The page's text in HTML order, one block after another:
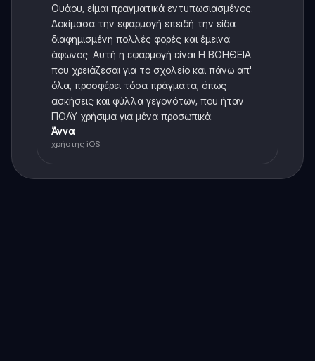
Ουάου, είμαι πραγματικά εντυπωσιασμένος.
Δοκίμασα την εφαρμογή επειδή την είδα
διαφημισμένη πολλές φορές και έμεινα
άφωνος. Αυτή η εφαρμογή είναι Η ΒΟΗΘΕΙΑ
που χρειάζεσαι για το σχολείο και πάνω απ'
όλα, προσφέρει τόσα πράγματα, όπως
ασκήσεις και φύλλα γεγονότων, που ήταν
ΠΟΛΥ χρήσιμα για μένα προσωπικά.
Άννα
χρήστης iOS